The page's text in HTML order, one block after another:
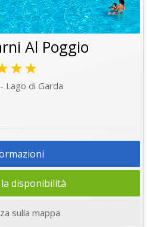
Al Poggio
Lago di Garda
la disponibilità
sulla mappa